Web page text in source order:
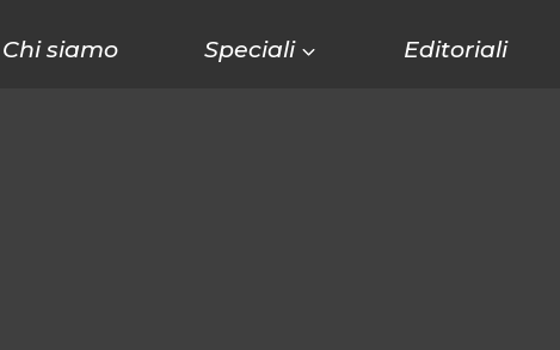
Chi siamo Speciali Editoriali